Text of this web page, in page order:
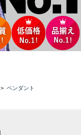
> ペンダント